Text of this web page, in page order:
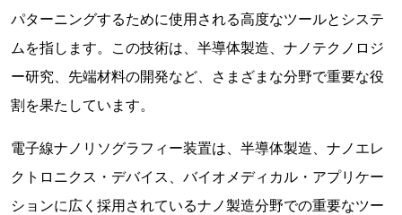
パターニングするために使用される高度なツールとシステ
ムを指します。この技術は、半導体製造、ナノテクノロジ
ー研究、先端材料の開発など、さまざまな分野で重要な役
割を果たしています。
電子線ナノリソグラフィー装置は、半導体製造、ナノエレ
クトロニクス・デバイス、バイオメディカル・アプリケー
ションに広く採用されているナノ製造分野での重要なツー